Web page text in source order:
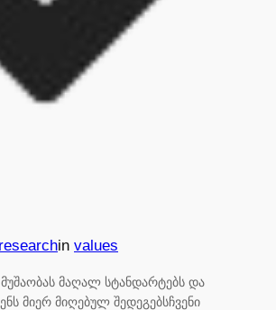
researchin values
მუშაობას მაღალ სტანდარტებს და
მიერ მიღებულ შედეგებსჩვენი